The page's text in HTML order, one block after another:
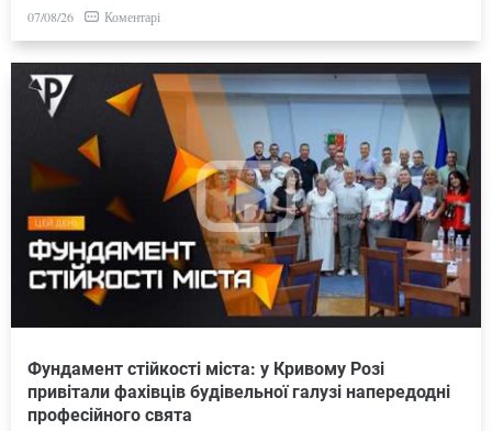
07/08/26 Коментарі
Фундамент стійкості міста: у Кривому Розі
привітали фахівців будівельної галузі напередодні
професійного свята